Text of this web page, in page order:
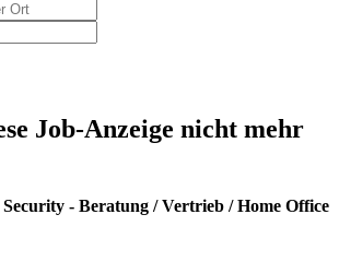
Job-Anzeige nicht mehr
- Beratung / Vertrieb / Home Office